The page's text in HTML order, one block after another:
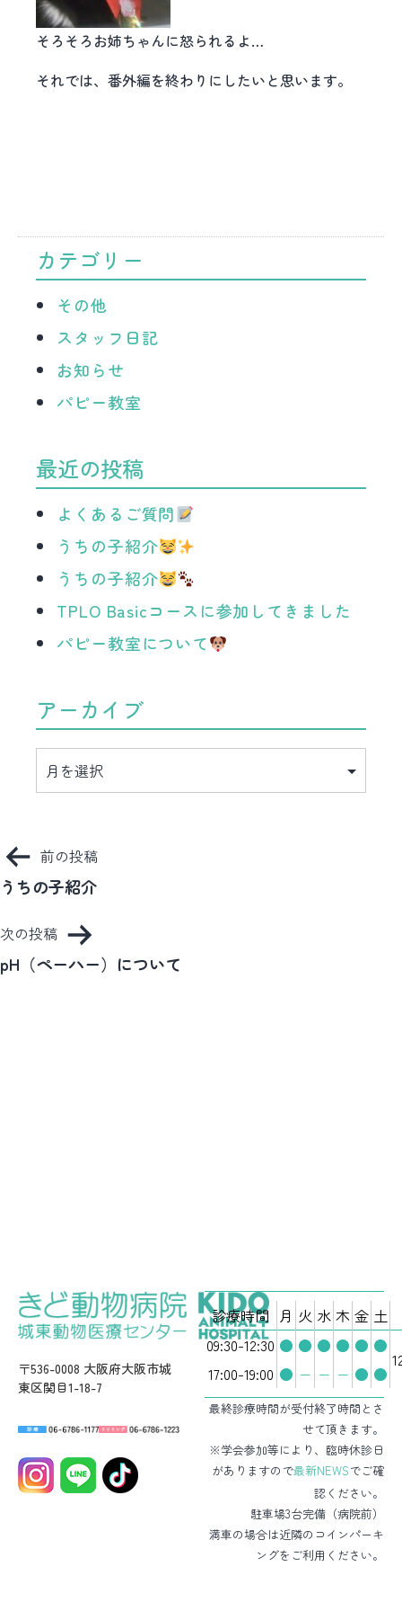
そろそろお姉ちゃんに怒られるよ…
それでは、番外編を終わりにしたいと思います。
カテゴリー
その他
スタッフ日記
お知らせ
パピー教室
最近の投稿
よくあるご質問
うちの子紹介
うちの子紹介
TPLO Basicコースに参加してきました
パピー教室について
アーカイブ
イ
投
稿
ビ
ゲ
前の投稿
うちの子紹介
次の投稿
pH（ペーハー）について
〒536-0008 大阪府大阪市城
東区関目1-18-7
診療時間 月 火 水 木 金 土
09:30-12:30 ● ● ● ● ● ●
17:00-19:00 ● − − − ● ●
最終診療時間が受付終了時間とさ
せて頂きます。
※学会参加等により、臨時休診日
がありますので最新NEWSでご確
認ください。
駐車場3台完備（病院前）
満車の場合は近隣のコインパーキ
ングをご利用ください。